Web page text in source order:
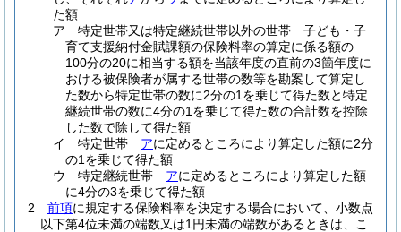
た額
ア
特定世帯又は特定継続世帯以外の世帯 子ども・子
育て支援納付金賦課額の保険料率の算定に係る額の
100分の20に相当する額を当該年度の直前の3箇年度に
おける被保険者が属する世帯の数等を勘案して算定し
た数から特定世帯の数に2分の1を乗じて得た数と特定
継続世帯の数に4分の1を乗じて得た数の合計数を控除
した数で除して得た額
イ
特定世帯 アに定めるところにより算定した額に2分
の1を乗じて得た額
ウ
特定継続世帯 アに定めるところにより算定した額
に4分の3を乗じて得た額
2
前項に規定する保険料率を決定する場合において、小数点
以下第4位未満の端数又は1円未満の端数があるときは、こ